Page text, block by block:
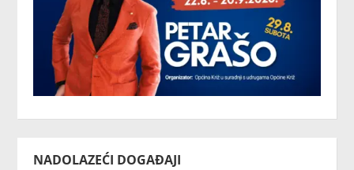
NADOLAZEĆI DOGAĐAJI